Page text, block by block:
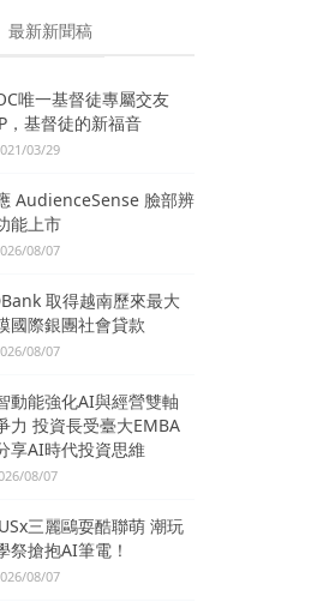
最新新聞稿
唯一基督徒專屬交友
，基督徒的新福音
03/29
AudienceSense 臉部辨
能上市
08/07
取得越南歷來最大
國際銀團社會貸款
08/07
動能強化AI與經營雙軸
力 投資長受臺大EMBA
享AI時代投資思維
08/07
三麗鷗耍酷聯萌 潮玩
祭搶抱AI筆電！
08/07